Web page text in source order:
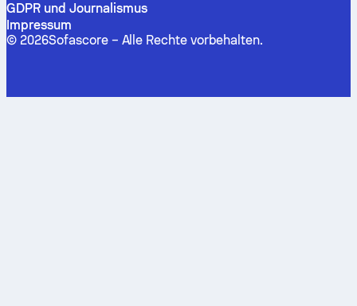
GDPR und Journalismus
Impressum
© 2026Sofascore – Alle Rechte vorbehalten.